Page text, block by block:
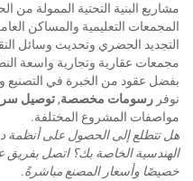
مشاريع البنية التحتية الممولة من
المجمعات التعليمية والمساكن
التجديد الحضري وتحديث وسائل
مجمعات عقارية وتجارية واسعة
بفضل عقود من الخبرة في التصنيع
نوفر رسومات مخصصة, توصيل
مواصفات المشروع المختلفة.
هل تتطلع إلى الحصول على أنظمة
الهندسية الخاصة بك؟ اتصل
خصيصًا وأسعار المصنع مباشرةً.